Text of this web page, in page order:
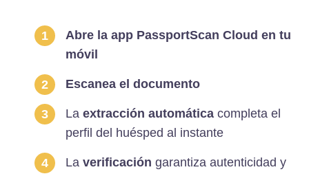
Abre la app PassportScan Cloud en tu
móvil
Escanea el documento
La extracción automática completa el
perfil del huésped al instante
La verificación garantiza autenticidad y